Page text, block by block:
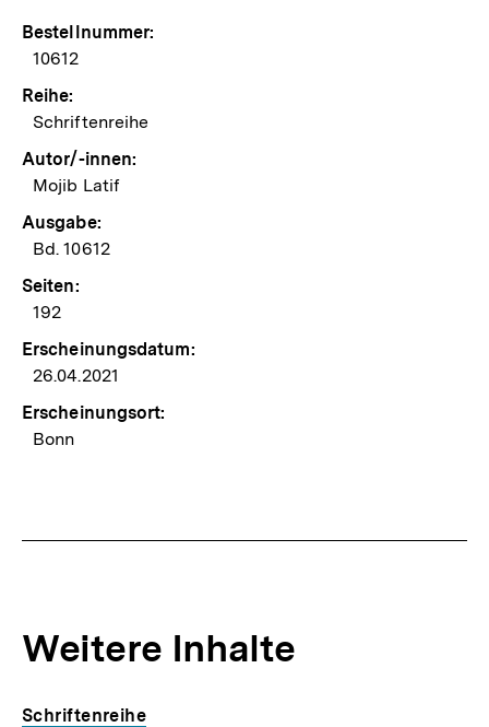
Bestellnummer:
10612
Reihe:
Schriftenreihe
Autor/-innen:
Mojib Latif
Ausgabe:
Bd. 10612
Seiten:
192
Erscheinungsdatum:
26.04.2021
Erscheinungsort:
Bonn
Weitere Inhalte
Inhaltskarousell
Inhaltskarussell
Schriftenreihe